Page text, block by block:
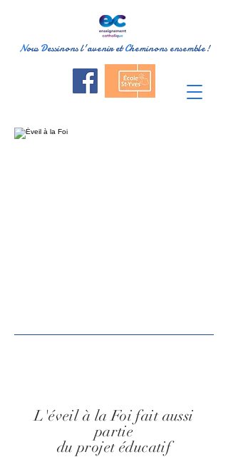
Nous Dessinons l'avenir etCheminons ensemble!
L'éveil à la Foi fait aussi
partie
du projet éducatif